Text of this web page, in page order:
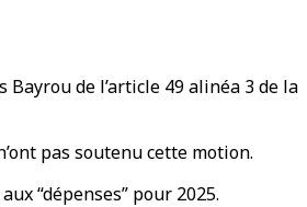
de l’article 49 alinéa 3 de la
pas soutenu cette motion.
“dépenses” pour 2025.